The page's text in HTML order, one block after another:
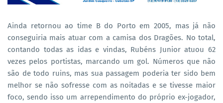
Ainda retornou ao time B do Porto em 2005, mas já não
conseguiria mais atuar com a camisa dos Dragões. No total,
contando todas as idas e vindas, Rubéns Junior atuou 62
vezes pelos portistas, marcando um gol. Números que não
são de todo ruins, mas sua passagem poderia ter sido bem
melhor se não sofresse com as noitadas e se tivesse maior
foco, sendo isso um arrependimento do próprio ex-jogador,